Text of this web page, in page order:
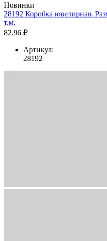
Новинки
28192 Коробка ювелирная.
т.м.
82.96 ₽
Артикул:
28192